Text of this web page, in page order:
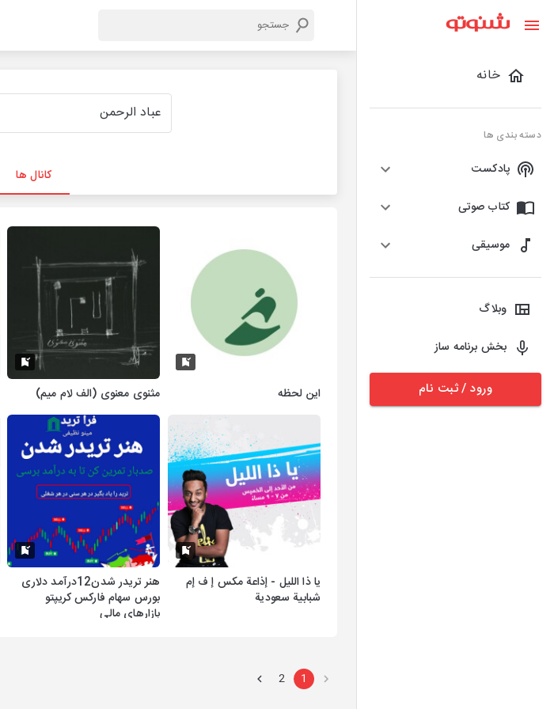
خانه
دسته بندی ها
پادکست
کتاب صوتی
موسیقی
وبلاگ
بخش برنامه ساز
ورود / ثبت نام
کانال ها
این لحظه مثنوی معنوی (الف لام میم)
يا ذا الليل - إذاعة مكس إ ف إم
شبابية سعودية
هنر تریدر شدن12درآمد دلاری
بورس سهام فارکس کریپتو
بازارهای مالی
1
2